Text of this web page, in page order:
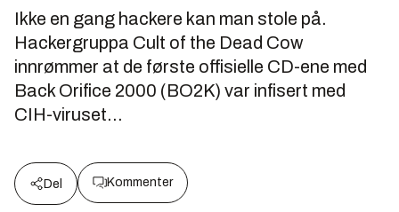
Ikke en gang hackere kan man stole på.
Hackergruppa Cult of the Dead Cow
innrømmer at de første offisielle CD-ene med
Back Orifice 2000 (BO2K) var infisert med
CIH-viruset...
Del Kommenter